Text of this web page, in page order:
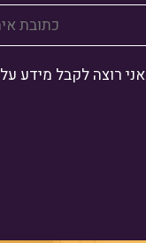
אני רוצה לקבל מידע